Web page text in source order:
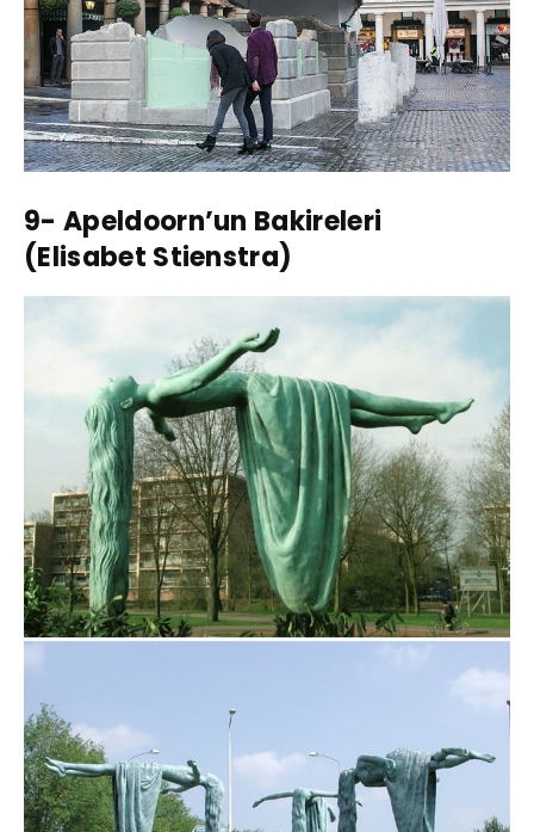
9- Apeldoorn’un Bakireleri
(Elisabet Stienstra)